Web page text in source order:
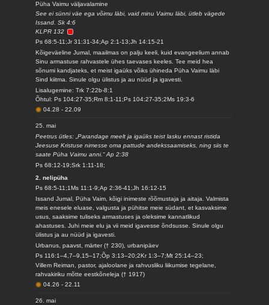
Püha Vaimu väljavalamine
See ei sünni väe ega võimu läbi, vaid minu Vaimu läbi, ütleb vägede
Issand. Sk 4:6
KLPR 132
Ps 68:5-11;Jr 31:31-34;Ap 2:1-13;Jh 14:15-21
Kõigeväeline Jumal, maailmas on palju keeli, kuid evangeelium annab
Sinu armastuse rahvastele ühes taevases keeles. Tee meid hea
sõnumi kandjateks, et meist igaüks võiks ühineda Püha Vaimu läbi
Sind kiitma. Sinule olgu ülistus ja au nüüd ja igavesti.
Lisalugemine: Trk 7:22b-8:1
Õhtul: Ps 104:27-35;Rm 8:1-11;Ps 104:27-35;2Ms 19:3-6
04.28-22.09
25. mai
Peetrus ütles: „Parandage meelt ja igaüks teist lasku ennast ristida
Jeesuse Kristuse nimesse oma pattude andekssaamiseks, ning siis te
saate Püha Vaimu anni.“ Ap 2:38
Ps 68:12-19;Srk 1:11-18;
2. nelipüha
Ps 68:5-11;1Ms 11:1-9;Ap 2:36-41;Jh 16:12-15
Issand Jumal, Püha Vaim, kõigi inimeste rõõmustaja ja aitaja. Valmista
meis enesele eluase, valgusta ja pühitse meie südant, et kasvaksime
usus, saaksime tuliseks armastuses ja oleksime kannatlikud
ahastuses. Juhi meie elu ja vii meid igavesse õndsusse. Sinule olgu
ülistus ja au nüüd ja igavesti.
Urbanus, paavst, märter († 230), urbanipäev
Ps 116:1–4,7–9,15–17;Õp 3:13–20;2Kr 1:3–7;Mt 25:14–23;
Villem Reiman, pastor, ajaloolane ja rahvusliku liikumise tegelane,
rahvakiriku mõtte eestkõneleja († 1917)
04.26-22.11
26. mai